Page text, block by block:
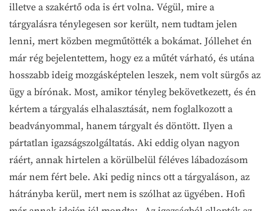
illetve a szakértő oda is ért volna. Végül, mire a
tárgyalásra ténylegesen sor került, nem tudtam jelen
lenni, mert közben megműtötték a bokámat. Jóllehet én
már rég bejelentettem, hogy ez a műtét várható, és utána
hosszabb ideig mozgásképtelen leszek, nem volt sürgős az
ügy a bírónak. Most, amikor tényleg bekövetkezett, és én
kértem a tárgyalás elhalasztását, nem foglalkozott a
beadványommal, hanem tárgyalt és döntött. Ilyen a
pártatlan igazságszolgáltatás. Aki eddig olyan nagyon
ráért, annak hirtelen a körülbelül féléves lábadozásom
már nem fért bele. Aki pedig nincs ott a tárgyaláson, az
hátrányba kerül, mert nem is szólhat az ügyében. Hofi